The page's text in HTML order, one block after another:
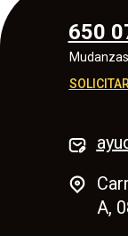
650
A,